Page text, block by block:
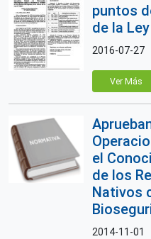
puntos
de la
2016-07-27
Ver Más
el
de los
Nativos
2014-11-01